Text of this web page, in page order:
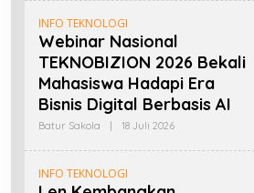
INFO TEKNOLOGI
Webinar Nasional
TEKNOBIZION 2026 Bekali
Mahasiswa Hadapi Era
Bisnis Digital Berbasis AI
Batur Sakola | 18 Juli 2026Oleh
INFO TEKNOLOGI